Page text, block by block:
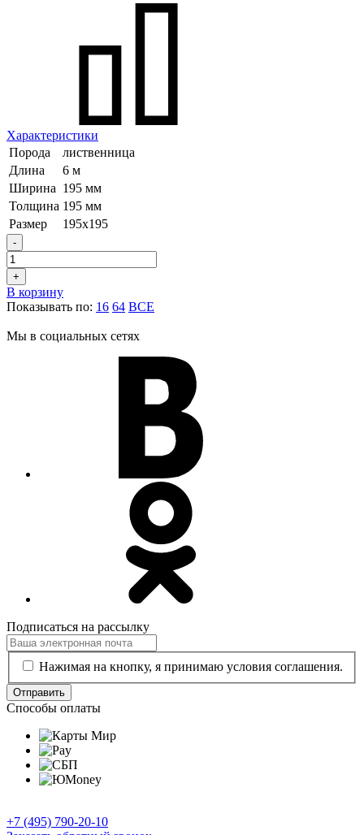
Характеристики
Порода
лиственница
Длина
6 м
Ширина 195 мм
Толщина 195 мм
Размер
195х195
-
+
В корзину
Показывать по: 16 64 ВСЕ
Мы в социальных сетях
Подписаться на рассылку
Нажимая на кнопку, я принимаю условия соглашения.
Отправить
Способы оплаты
+7 (495) 790-20-10